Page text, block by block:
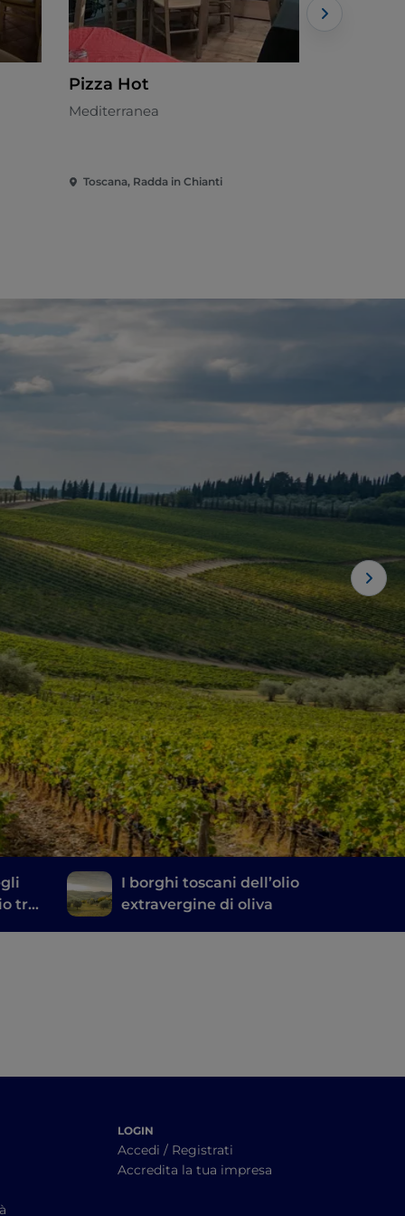
Pizza Hot
Mediterranea
Toscana, Radda in Chianti
tra
I borghi toscani dell’olio
extravergine di oliva
LOGIN
Accedi / Registrati
Accredita la tua impresa